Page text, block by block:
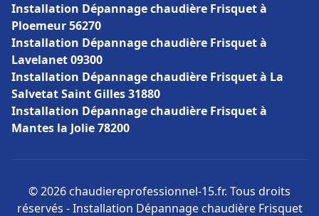
Installation Dépannage chaudière Frisquet à
Ploemeur 56270
Installation Dépannage chaudière Frisquet à
Lavelanet 09300
Installation Dépannage chaudière Frisquet à La
Salvetat Saint Gilles 31880
Installation Dépannage chaudière Frisquet à
Mantes la Jolie 78200
© 2026 chaudiereprofessionnel-15.fr. Tous droits
réservés - Installation Dépannage chaudière Frisquet